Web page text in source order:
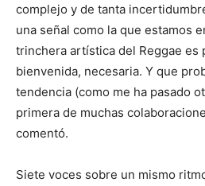
complejo y de tanta
una señal como la que estamos
trinchera artística del Reggae es
bienvenida, necesaria. Y que
tendencia (como me ha pasado
primera de muchas
comentó.
Siete voces sobre un mismo